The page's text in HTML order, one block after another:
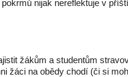
nijak nereflektuje v příští
žákům a studentům
žáci na obědy chodí (či si